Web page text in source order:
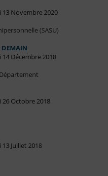
Novembre 2020
(SASU)
DEMAIN
Décembre 2018
Octobre 2018
Juillet 2018